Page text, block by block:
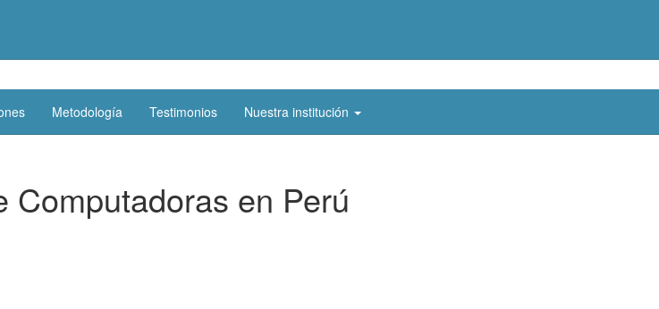
Metodología Testimonios Nuestra institución
Computadoras en Perú